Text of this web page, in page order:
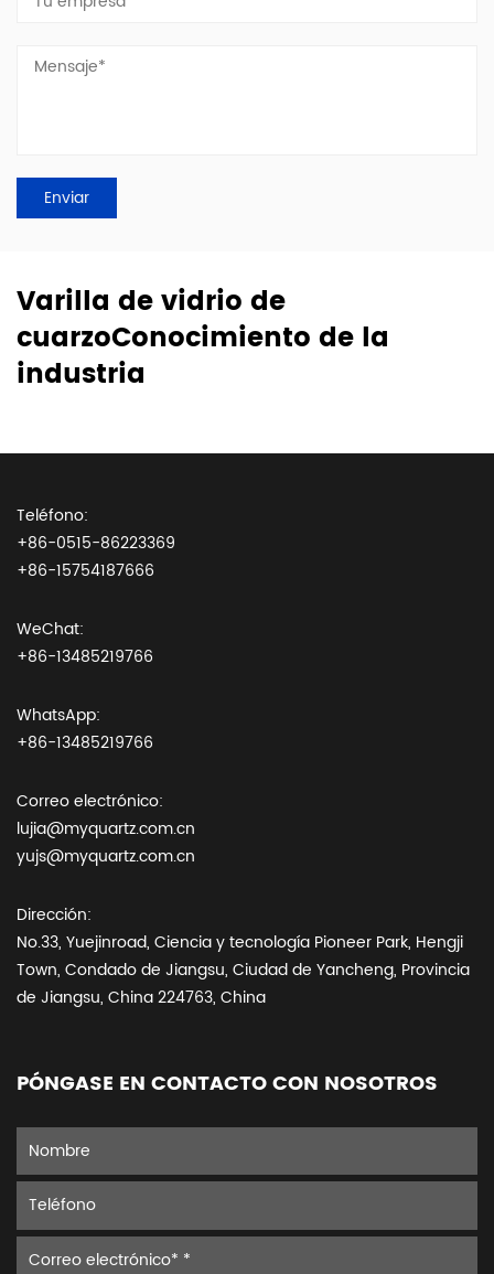
Varilla de vidrio de
cuarzoConocimiento de la
industria
Teléfono:
+86-0515-86223369
+86-15754187666
WeChat:
+86-13485219766
WhatsApp:
+86-13485219766
Correo electrónico:
lujia@myquartz.com.cn
yujs@myquartz.com.cn
Dirección:
No.33, Yuejinroad, Ciencia y tecnología Pioneer Park, Hengji
Town, Condado de Jiangsu, Ciudad de Yancheng, Provincia
de Jiangsu, China 224763, China
PÓNGASE EN CONTACTO CON NOSOTROS